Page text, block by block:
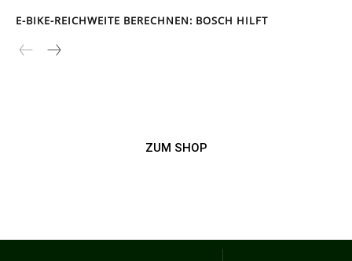
E-BIKE-REICHWEITE BERECHNEN: BOSCH HILFT
ZUM SHOP